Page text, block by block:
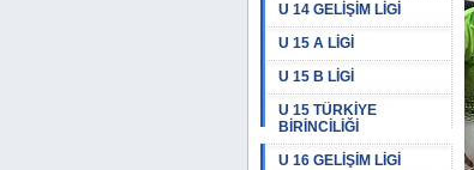
U 14 GELİŞİM LİGİ
U 15 A LİGİ
U 15 B LİGİ
U 15 TÜRKİYE
BİRİNCİLİĞİ
U 16 GELİŞİM LİGİ